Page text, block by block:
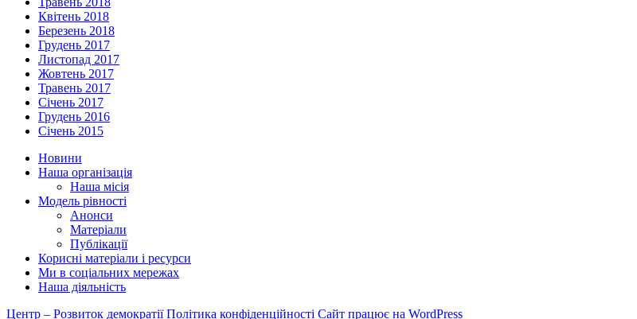
Квітень 2018
Березень 2018
Грудень 2017
Листопад 2017
Жовтень 2017
Травень 2017
Січень 2017
Грудень 2016
Січень 2015
Новини
Наша організація
Наша місія
Модель рівності
Анонси
Матеріали
Публікації
Корисні матеріали і ресурси
Ми в соціальних мережах
Наша діяльність
Центр – Розвиток демократії Політика конфіденційності Сайт працює на WordPress